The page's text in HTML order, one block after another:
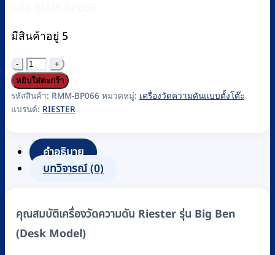
มีสินค้าอยู่ 5
จำนวน
เครื่อง
วัด
ความ
แบบ
เข็ม
โต๊ะ
รุ่น
หยิบใส่ตะกร้า
รหัสสินค้า: RMM-BP066 หมวดหมู่: เครื่องวัดความดันแบบตั้งโต๊ะ
แบรนด์: RIESTER
คำอธิบาย
บทวิจารณ์ (0)
คุณสมบัติเครื่องวัดความดัน Riester รุ่น Big Ben
(Desk Model)